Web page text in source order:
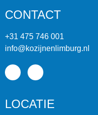
CONTACT
+31 475 746 001
info@kozijnenlimburg.nl
LOCATIE